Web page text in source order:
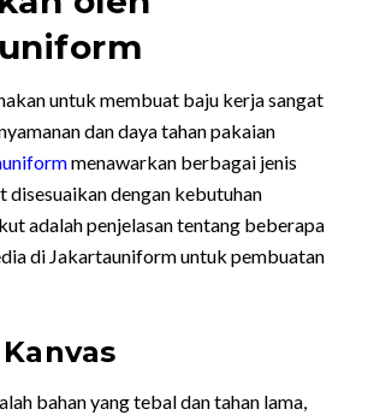
untuk membuat baju kerja sangat
dan daya tahan pakaian
menawarkan berbagai jenis
disesuaikan dengan kebutuhan
adalah penjelasan tentang beberapa
di Jakartauniform untuk pembuatan
bahan yang tebal dan tahan lama,